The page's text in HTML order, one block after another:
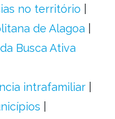
no território
de Alagoa
Busca Ativa
intrafamiliar